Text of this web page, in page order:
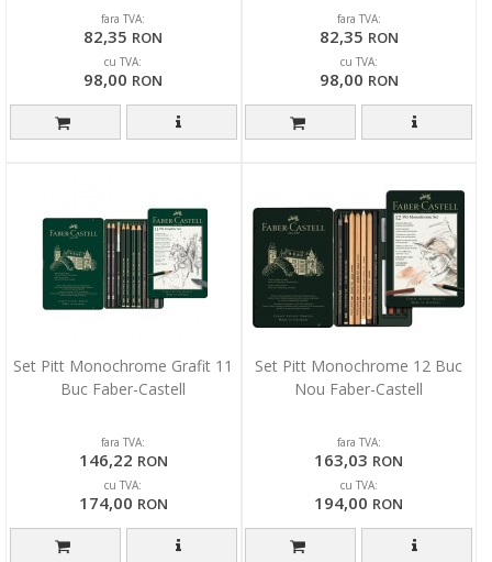
fara TVA:
82,35 RON
cu TVA:
98,00 RON
fara TVA:
82,35 RON
cu TVA:
98,00 RON
Set Pitt Monochrome Grafit 11
Buc Faber-Castell
fara TVA:
146,22 RON
cu TVA:
174,00 RON
Set Pitt Monochrome 12 Buc
Nou Faber-Castell
fara TVA:
163,03 RON
cu TVA:
194,00 RON